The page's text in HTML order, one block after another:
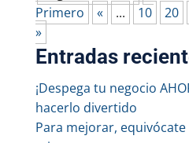
Primero
« ... 10 20
»
Entradas
¡Despega tu negocio
hacerlo divertido
Para mejorar,